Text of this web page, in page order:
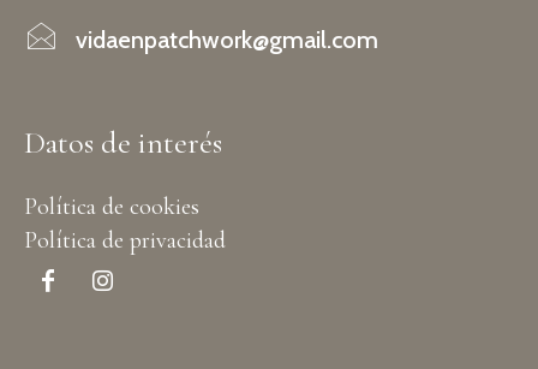
vidaenpatchwork@gmail.com
Datos de interés
Política de cookies
Política de privacidad